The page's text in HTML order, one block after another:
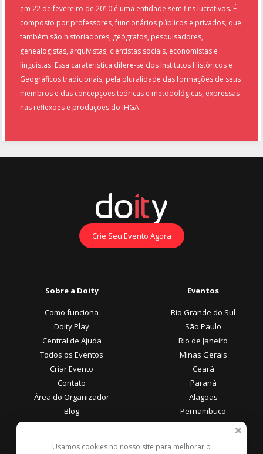
em 22 de fevereiro de 2010 é uma entidade sem fins lucrativos. É
composto por professores, funcionários públicos e privados, que
também são historiadores, geógrafos, pesquisadores,
genealogistas, arquivistas, cientistas sociais, economistas e
linguistas. Essa caraterística difere-se dos Institutos Históricos e
Geográficos tradicionais, pela pluralidade das formações de seus
membros e das concepções teóricas e metodológicas, expressas
nas reflexões e produções do IHGA.
Crie Seu Evento Agora
Sobre a Doity
Como funciona
Doity Play
Central de Ajuda
Todos os Eventos
Criar Evento
Contato
Área do Organizador
Blog
Eventos
Rio Grande do Sul
São Paulo
Rio de Janeiro
Minas Gerais
Ceará
Paraná
Alagoas
Pernambuco
Área do Participante Formas de Pagamento
Usamos cookies no nosso site para melhorar o